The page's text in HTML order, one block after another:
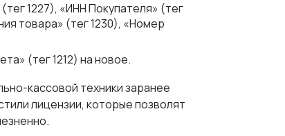
1227), «ИНН Покупателя» (тег
товара» (тег 1230), «Номер
(тег 1212) на новое.
кассовой техники заранее
лицензии, которые позволят